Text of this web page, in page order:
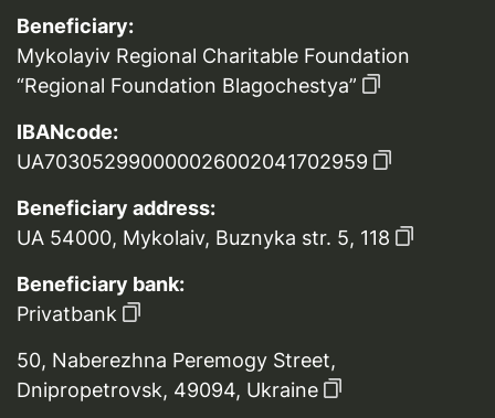
Beneficiary:
Mykolayiv Regional Charitable Foundation
“Regional Foundation Blagochestya”
IBANcode:
UA703052990000026002041702959
Beneficiary address:
UA 54000, Mykolaiv, Buznyka str. 5, 118
Beneficiary bank:
Privatbank
50, Naberezhna Peremogy Street,
Dnipropetrovsk, 49094, Ukraine